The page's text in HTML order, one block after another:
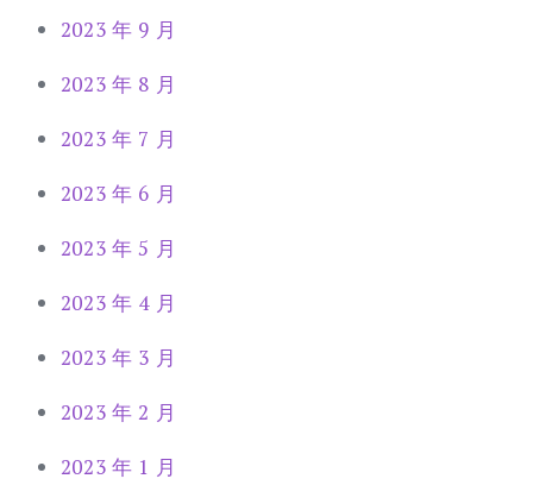
2023 年 9 月
2023 年 8 月
2023 年 7 月
2023 年 6 月
2023 年 5 月
2023 年 4 月
2023 年 3 月
2023 年 2 月
2023 年 1 月